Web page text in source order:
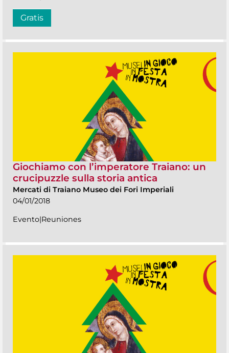
Gratis
Giochiamo con l’imperatore Traiano: un
crucipuzzle sulla storia antica
Mercati di Traiano Museo dei Fori Imperiali
04/01/2018
Evento|Reuniones